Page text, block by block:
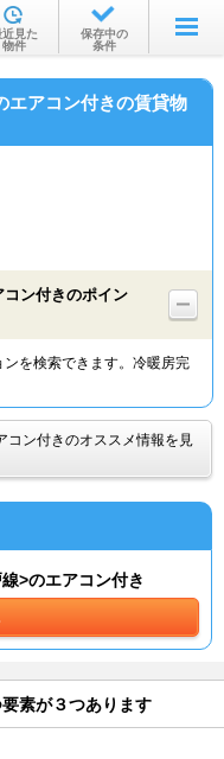
から
社から
近見た
物件
保存中の
条件
エアコン付きの賃貸物
ン付きのポイン
を検索できます。冷暖房完
コン付きのオススメ情報を見
>のエアコン付き
素が３つあります